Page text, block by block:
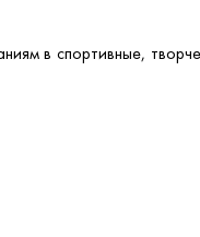
в спортивные,